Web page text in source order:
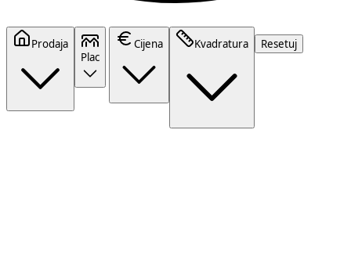
Prodaja
Plac
Cijena Kvadratura Resetuj